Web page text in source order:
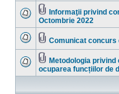
sunt
mesaje
necitite
Nu
sunt
mesaje
necitite
Fişier(e)
ataşat(e)
Informaţii privind
Octombrie 2022
sunt
mesaje
necitite
Comunicat concurs
Nu
sunt
necitite
Fişier(e)
ataşat(e)
Metodologia
ocuparea funcțiilor de